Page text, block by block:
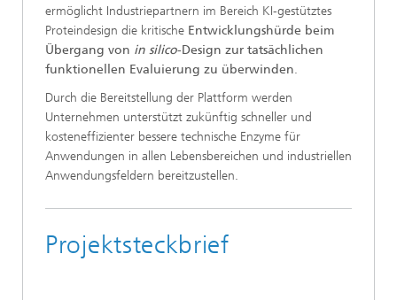
ermöglicht Industriepartnern im Bereich KI-gestütztes
Proteindesign die kritische Entwicklungshürde beim
Übergang von in silico-Design zur tatsächlichen
funktionellen Evaluierung zu überwinden.
Durch die Bereitstellung der Plattform werden
Unternehmen unterstützt zukünftig schneller und
kosteneffizienter bessere technische Enzyme für
Anwendungen in allen Lebensbereichen und industriellen
Anwendungsfeldern bereitzustellen.
Projektsteckbrief